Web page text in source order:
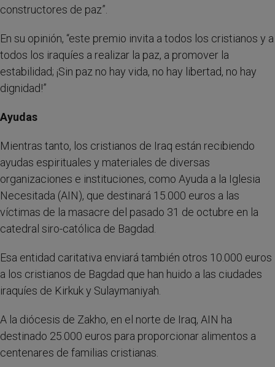
constructores de paz”.
En su opinión, “este premio invita a todos los cristianos y a
todos los iraquíes a realizar la paz, a promover la
estabilidad; ¡Sin paz no hay vida, no hay libertad, no hay
dignidad!”
Ayudas
Mientras tanto, los cristianos de Iraq están recibiendo
ayudas espirituales y materiales de diversas
organizaciones e instituciones, como Ayuda a la Iglesia
Necesitada (AIN), que destinará 15.000 euros a las
víctimas de la masacre del pasado 31 de octubre en la
catedral siro-católica de Bagdad.
Esa entidad caritativa enviará también otros 10.000 euros
a los cristianos de Bagdad que han huido a las ciudades
iraquíes de Kirkuk y Sulaymaniyah.
A la diócesis de Zakho, en el norte de Iraq, AIN ha
destinado 25.000 euros para proporcionar alimentos a
centenares de familias cristianas.